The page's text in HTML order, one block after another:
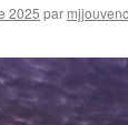
2025 par